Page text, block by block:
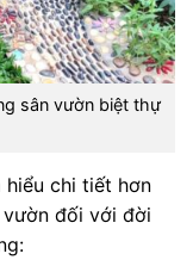
sân vườn biệt thự
hiểu chi tiết hơn
đối với đời